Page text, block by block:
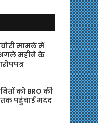
चोरी मामले में
अगले महीने के
को BRO की
पहुंचाई मदद